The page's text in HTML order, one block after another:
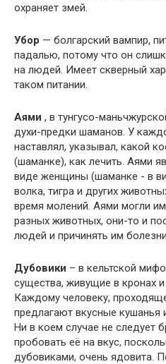
охраняет змей.
Убор — болгарский вампир,
падалью, потому что он
на людей. Имеет скверный
таком питании.
Аями , в тунгусо-
духи-предки шаманов. У
наставлял, указывал, какой
(шаманке), как лечить. Аями
виде женщины (шаманке - в
волка, тигра и других
время молений. Аями могли
разных животных, они-то и
людей и причинять им
Дубовики – в кельтской
существа, живущие в кронах
Каждому человеку,
предлагают вкусные кушанья
Ни в коем случае не следует
пробовать её на вкус,
дубовиками, очень ядовита.